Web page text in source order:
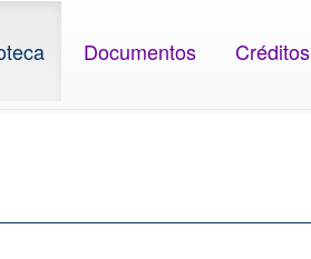
Documentos Créditos